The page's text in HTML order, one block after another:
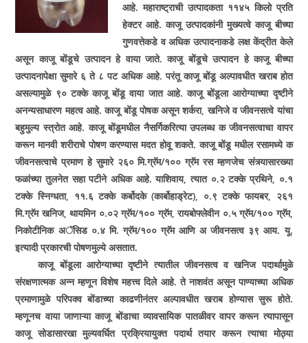
आहे. महाराष्ट्राची उत्पादकता ११४५ किलो प्रति
हेक्टर आहे. काजू उत्पादकांनी मुख्यत्वे काजू बीच्या
गुणवत्तेकडे व अधिक उत्पादनाकडे लक्ष केंद्रीत केले
असून काजू बोंडूचे उत्पादन हे वाया जाते. काजू बोंडूचे उत्पादन हे काजू बीच्या
उत्पादनापेक्षा सुमारे ६ ते ८ पट अधिक आहे. परंतू काजू बोंडू अल्पावधीत खराब होत
असल्यामुळे ९० टक्के काजू बोंडू वाया जात आहे. काजू बोंडूला आरोग्याच्या दृष्टीने
अनन्यसाधारण महत्व आहे. काजू बोंडू पोषक असून शर्करा, खनिजे व जीवनसत्वे यांचा
बहुमुल्य स्त्रोत आहे. काजू बोंडूमधील नैसर्गिकरित्या उपलब्ध क जीवनसत्वाचा वापर
करून मानवी शरीराचे पोषण करण्यास मदत होवू शकते. काजू बोंडू मधील रसामध्ये क
जीवनसत्वाचे प्रमाण हे सुमारे २६० मि.ग्रॅम/१०० ग्रॅम रस म्हणजेच संत्र्यासारख्या
फळांच्या तुलनेत सहा पटीने अधिक आहे. याशिवाय, त्यात ०.२ टक्के प्रथिने, ०.१
टक्के स्निग्धता, ११.६ टक्के कर्बोदके (कार्बोहाड्रेट), ०.९ टक्के फायबर, २६१
मि.ग्रॅम खनिज, थायमिन ०.०२ ग्रॅम/१०० ग्रॅम, रायबोफ्लेवीन ०.५ ग्रॅम/१०० ग्रॅम,
निकोटीनिक अॅसिड ०.४ मि. ग्रॅम/१०० ग्रॅम आणि अ जीवनसत्व ३९ आय. यू.
इत्यादी प्रकारची पोषणमुल्ये असतात.
काजू बोंडूला आरोग्याच्या दृष्टीने त्यातील जीवनसत्व व खनिज पदार्थामुळे
संरक्षणात्मक अन्न म्हणून विशेष महत्त्व दिले आहे. ते नाशवंत असून पाण्याच्या अधिक
प्रमाणामुळे परिपक्व बोंडाच्या काढणीनंतर अल्पावधीत खराब होण्यास सुरू होते.
म्हणूनच वाया जाणाऱ्या काजू बोंडाचा व्यावसायिक पातळीवर वापर करून त्यापासून
काजू सोडासारखा मुल्यवर्धित प्रक्रियायुक्त पदार्थ तयार करून त्याचा मोठ्या